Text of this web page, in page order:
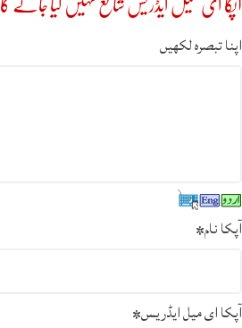
آپکا ای میل ایڈریس شائع نہیں کیا جائے گا
اپنا تبصرہ لکھیں
آپکا نام*
آپکا ای میل ایڈریس*